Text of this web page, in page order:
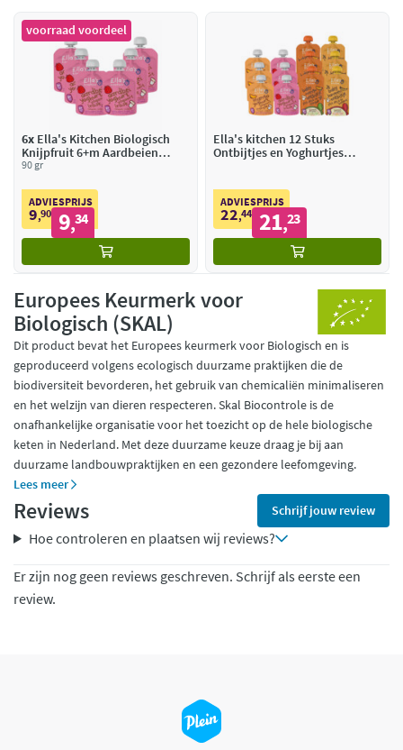
voorraad voordeel
6x Ella's Kitchen Biologisch
Knijpfruit 6+m Aardbeien
Yoghurt
90 gr
ADVIESPRIJS
9,90 9,34
Ella's kitchen 12 Stuks
Ontbijtjes en Yoghurtjes
ADVIESPRIJS
22,44 21,23
Europees Keurmerk voor
Biologisch (SKAL)
Dit product bevat het Europees keurmerk voor Biologisch en is
geproduceerd volgens ecologisch duurzame praktijken die de
biodiversiteit bevorderen, het gebruik van chemicaliën minimaliseren
en het welzijn van dieren respecteren. Skal Biocontrole is de
onafhankelijke organisatie voor het toezicht op de hele biologische
keten in Nederland. Met deze duurzame keuze draag je bij aan
duurzame landbouwpraktijken en een gezondere leefomgeving.
Lees meer
Reviews Schrijf jouw review
Hoe controleren en plaatsen wij reviews?
Er zijn nog geen reviews geschreven. Schrijf als eerste een
review.